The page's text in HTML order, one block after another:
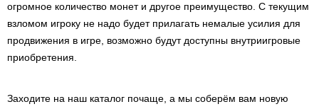
огромное количество монет и другое преимущество. С текущим
взломом игроку не надо будет прилагать немалые усилия для
продвижения в игре, возможно будут доступны внутриигровые
приобретения.
Заходите на наш каталог почаще, а мы соберём вам новую